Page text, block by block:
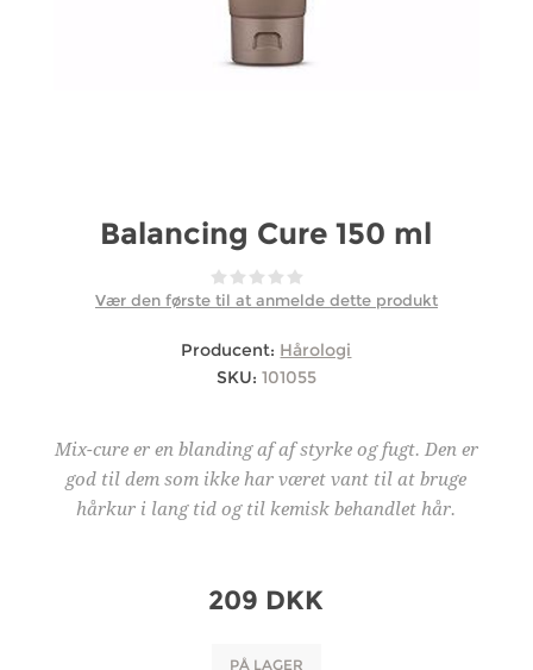
Balancing Cure 150 ml
Vær den første til at anmelde dette produkt
Producent: Hårologi
SKU: 101055
Mix-cure er en blanding af af styrke og fugt. Den er
god til dem som ikke har været vant til at bruge
hårkur i lang tid og til kemisk behandlet hår.
209 DKK
PÅ LAGER